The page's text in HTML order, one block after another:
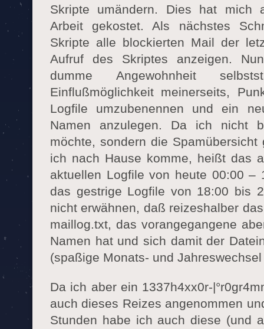
Skripte umändern. Dies hat mich
Arbeit gekostet. Als nächstes
Skripte alle blockierten Mail der
Aufruf des Skriptes anzeigen.
dumme Angewohnheit
Einflußmöglichkeit meinerseits,
Logfile umzubenennen und ein
Namen anzulegen. Da ich nicht
möchte, sondern die
ich nach Hause komme, heißt das
aktuellen Logfile von heute 00:00 –
das gestrige Logfile von 18:00 bis
nicht erwähnen, daß reizeshalber
maillog.txt, das vorangegangene
Namen hat und sich damit der
(spaßige Monats- und
Da ich aber ein 1337h4xx0r-
auch dieses Reizes angenommen
Stunden habe ich auch diese (und